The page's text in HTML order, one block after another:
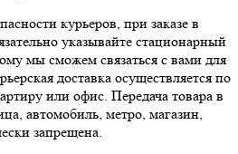
курьеров, при заказе в
указывайте стационарный
мы сможем связаться с вами для
доставка осуществляется по
или офис. Передача товара в
автомобиль, метро, магазин,
запрещена.